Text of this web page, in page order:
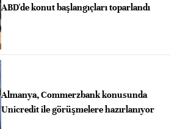
ABD'de konut başlangıçları toparlandı
Almanya, Commerzbank konusunda
Unicredit ile görüşmelere hazırlanıyor